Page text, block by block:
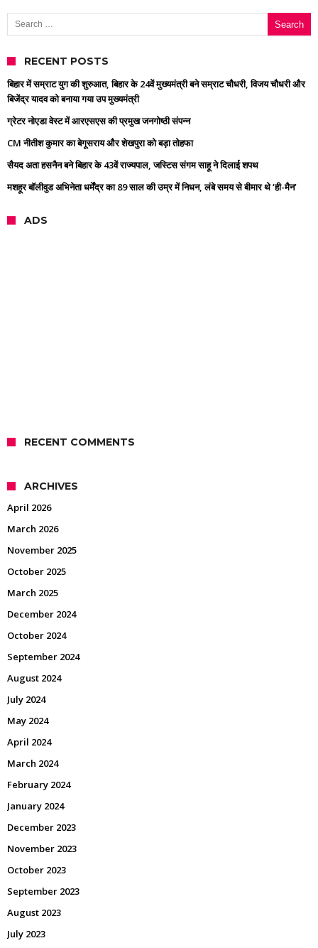
Search for:
RECENT POSTS
बिहार में सम्राट युग की शुरुआत, बिहार के 24वें मुख्यमंत्री बने सम्राट चौधरी, विजय चौधरी और
बिजेंद्र यादव को बनाया गया उप मुख्यमंत्री
ग्रेटर नोएडा वेस्ट में आरएसएस की प्रमुख जनगोष्ठी संपन्न
CM नीतीश कुमार का बेगूसराय और शेखपुरा को बड़ा तोहफा
सैयद अता हसनैन बने बिहार के 43वें राज्यपाल, जस्टिस संगम साहू ने दिलाई शपथ
मशहूर बॉलीवुड अभिनेता धर्मेंद्र का 89 साल की उम्र में निधन, लंबे समय से बीमार थे ‘ही-मैन’
ADS
RECENT COMMENTS
ARCHIVES
April 2026
March 2026
November 2025
October 2025
March 2025
December 2024
October 2024
September 2024
August 2024
July 2024
May 2024
April 2024
March 2024
February 2024
January 2024
December 2023
November 2023
October 2023
September 2023
August 2023
July 2023